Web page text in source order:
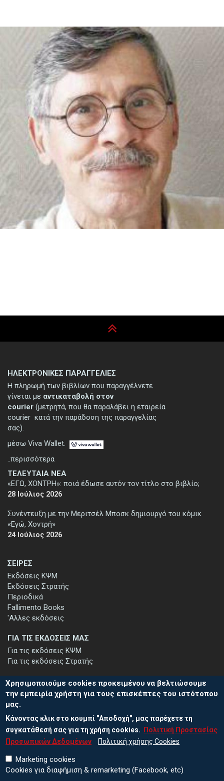
ΣΕΙΡΕΣ
Εκδόσεις ΚΨΜ
Εκδόσεις Στρατής
Περιοδικά
Fallimento Books
'Αλλες εκδόσεις
ΤΕΛΕΥΤΑΙΑ ΝΕΑ
«ΕΓΩ, ΧΟΝΤΡΗ»: ποιά έδωσε αυτόν τον τίτλο στο βιβλίο;
28 Ιούλιος 2026
Συνέντευξη με την Μεριτσέλ Μποσκ δημιουργό του κόμικ
«Εγώ, Χοντρή»
24 Ιούλιος 2026
ΓΙΑ ΤΙΣ ΕΚΔΟΣΕΙΣ ΜΑΣ
Για τις εκδόσεις ΚΨΜ
Για τις εκδόσεις Στρατής
ΗΛΕΚΤΡΟΝΙΚΕΣ ΠΑΡΑΓΓΕΛΙΕΣ
Η πληρωμή των βιβλίων που παραγγέλνετε
γίνεται με αντικαταβολή στον
courier (μετρητά, που θα παραλάβει η εταιρεία
courier κατά την παράδοση της παραγγελίας
σας).
μέσω Viva Wallet.
..περισσότερα
ΕΓΓΡΑΦΗ ΣΤΟ ΕΝΗΜΕΡΩΤΙΚΟ ΔΕΛΤΙΟ
Μείνετε ενημερωμένοι για τις νέες εκδόσεις μας και τις εκδηλώσεις
μας - εγγραφείτε στο ενημερωτικό μας δελτίο.
Χρησιμοποιούμε cookies προκειμένου να βελτιώσουμε
την εμπειρία χρήστη για τους επισκέπτες του ιστότοπου
μας.
Κάνοντας κλικ στο κουμπί "Αποδοχή", μας παρέχετε τη
συγκατάθεσή σας για τη χρήση cookies.
Πολιτική Προστασίας
Προσωπικών Δεδομένων
Πολιτική χρήσης Cookies
Marketing cookies
Cookies για διαφήμιση & remarketing (Facebook, etc)